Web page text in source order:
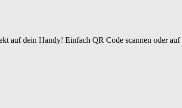
auf dein Handy! Einfach QR Code scannen oder